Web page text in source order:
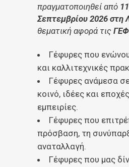
πραγματοποιηθεί από
Σεπτεμβρίου 2026 στη
θεματική αφορά τις
Γέφυρες που
και καλλιτεχνικές
Γέφυρες ανάμεσα
κοινό, ιδέες και
εμπειρίες.
Γέφυρες που
πρόσβαση, τη
αναταλλαγή.
Γέφυρες που μας